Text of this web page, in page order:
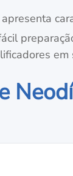
apresenta